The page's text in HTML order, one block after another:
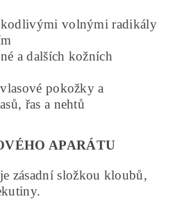
volnými radikály
a dalších kožních
pokožky a
řas a nehtů
APARÁTU
zásadní složkou kloubů,